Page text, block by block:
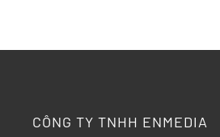
CÔNG TY TNHH ENMEDIA